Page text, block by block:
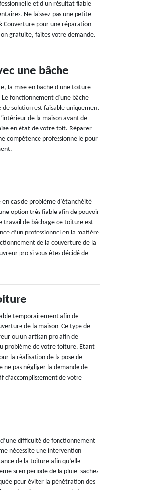
et d'un résultat fiable
Ne laissez pas une petite
Couverture pour une réparation
gratuite, faites votre demande.
une bâche
la mise en bâche d’une toiture
fonctionnement d’une bâche
de solution est faisable uniquement
de la maison avant de
en état de votre toit. Réparer
compétence professionnelle pour
cas de problème d’étanchéité
option très fiable afin de pouvoir
travail de bâchage de toiture est
d’un professionnel en la matière
de la couverture de la
pro si vous êtes décidé de
temporairement afin de
de la maison. Ce type de
ou un artisan pro afin de
problème de votre toiture. Etant
la réalisation de la pose de
pas négliger la demande de
d’accomplissement de votre
difficulté de fonctionnement
nécessite une intervention
de la toiture afin qu’elle
si en période de la pluie, sachez
pour éviter la pénétration des